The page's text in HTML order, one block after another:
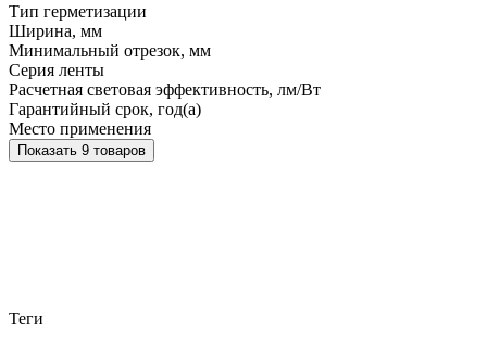
Тип герметизации
Ширина, мм
Минимальный отрезок, мм
Серия ленты
Расчетная световая эффективность, лм/Вт
Гарантийный срок, год(а)
Место применения
Показать 9 товаров
Теги